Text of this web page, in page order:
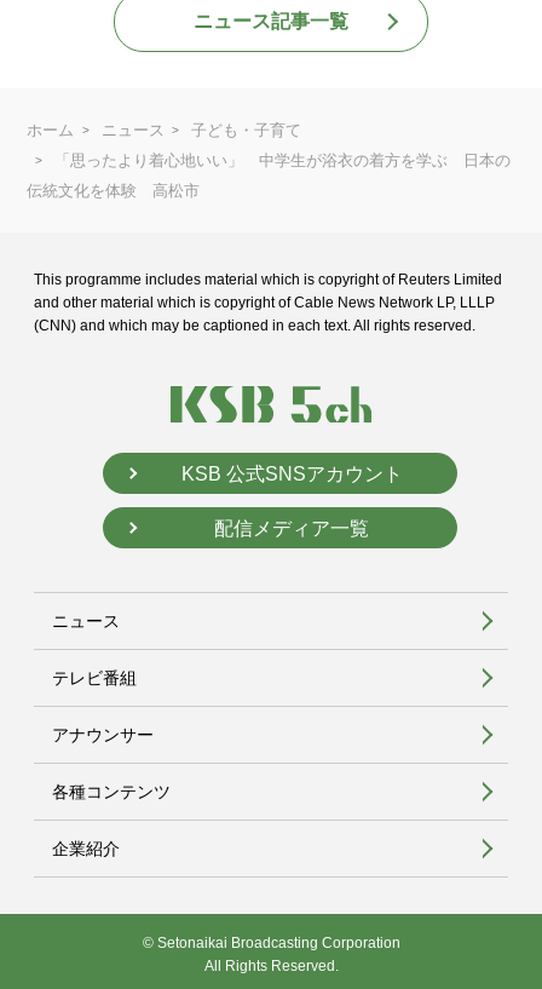
ニュース記事一覧
ホーム ニュース
子ども・子育て
「思ったより着心地いい」 中学生が浴衣の着方を学ぶ 日本の
伝統文化を体験 高松市
This programme includes material which is copyright of Reuters Limited
and other material which is copyright of Cable News Network LP, LLLP
(CNN) and which may be captioned in each text. All rights reserved.
KSB 公式SNSアカウント
配信メディア一覧
ニュース
テレビ番組
アナウンサー
各種コンテンツ
企業紹介
© Setonaikai Broadcasting Corporation
All Rights Reserved.